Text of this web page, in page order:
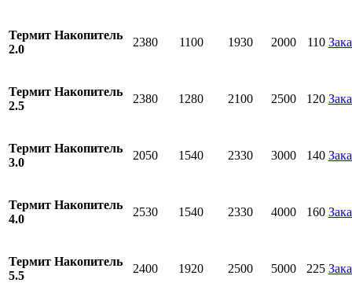
Термит Накопитель
2.0
2380 1100 1930 2000 110
Термит Накопитель
2.5
2380 1280 2100 2500 120
Термит Накопитель
3.0
2050 1540 2330 3000 140
Термит Накопитель
4.0
2530 1540 2330 4000 160
Термит Накопитель
5.5
2400 1920 2500 5000 225